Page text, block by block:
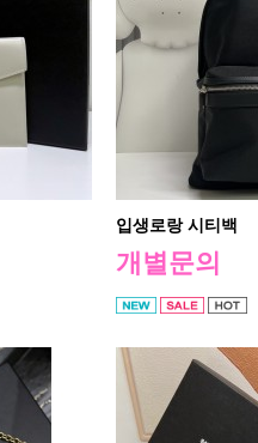
입생로랑 시티백
개별문의